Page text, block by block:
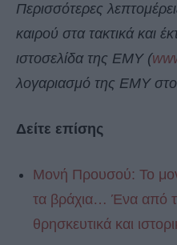
Περισσότερες
καιρού στα τακτικά και
ιστοσελίδα της ΕΜΥ (
λογαριασμό της ΕΜΥ
Δείτε επίσης
Μονή Προυσού: Το
τα βράχια… Ένα από
θρησκευτικά και